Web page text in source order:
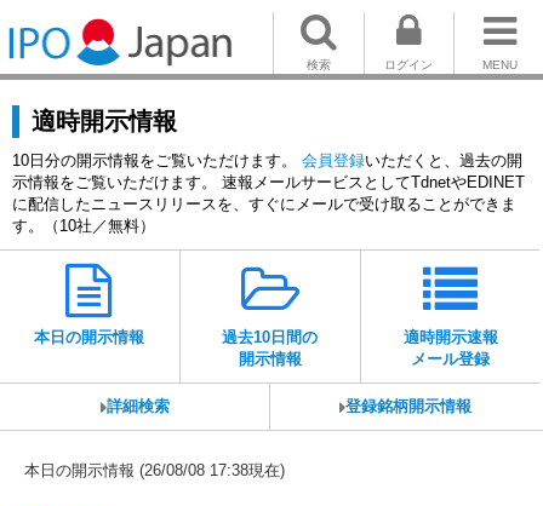
MENU
ログイン
検索
適時開示情報
10日分の開示情報をご覧いただけます。 会員登録いただくと、過去の開
示情報をご覧いただけます。 速報メールサービスとしてTdnetやEDINET
に配信したニュースリリースを、すぐにメールで受け取ることができま
す。（10社／無料）
本日の開示情報
過去10日間の
開示情報
適時開示速報
メール登録
詳細検索 登録銘柄開示情報
本日の開示情報 (26/08/08 17:38現在)